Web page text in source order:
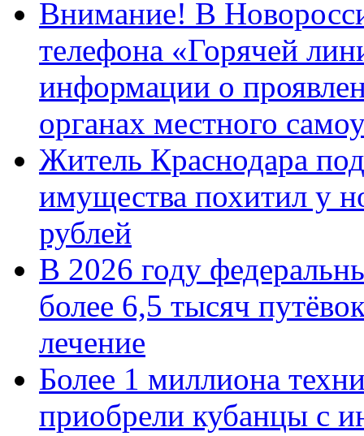
Внимание! В
телефона «Горячей
информации о
органах местного
Житель Краснодара
имущества похитил у
рублей
В 2026 году
более 6,5 тысяч
лечение
Более 1 миллиона
приобрели кубанцы с